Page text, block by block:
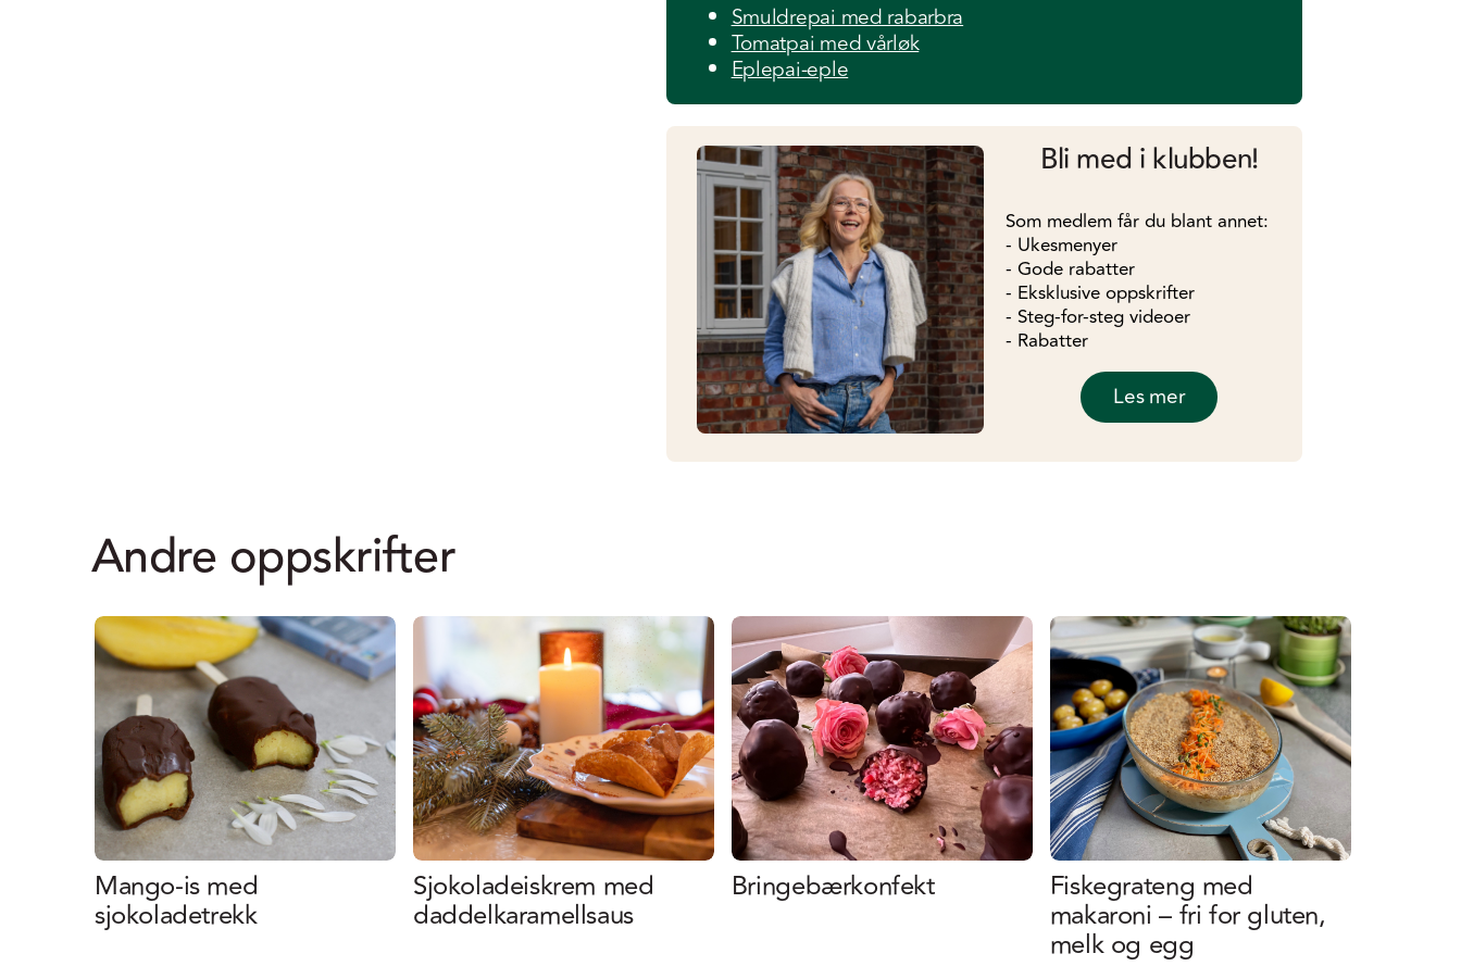
Smuldrepai med rabarbra
Tomatpai med vårløk
Eplepai-eple
Bli med i klubben!
Som medlem får du blant annet:
- Ukesmenyer
- Gode rabatter
- Eksklusive oppskrifter
- Steg-for-steg videoer
- Rabatter
Les mer
Andre oppskrifter
Mango-is med
sjokoladetrekk
Sjokoladeiskrem med
daddelkaramellsaus
Bringebærkonfekt Fiskegrateng med
makaroni – fri for gluten,
melk og egg